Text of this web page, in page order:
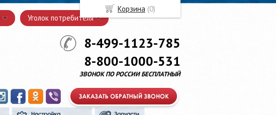
Уголок потребителя
8-499-1123-785
8-800-1000-531
ЗВОНОК ПО РОССИИ БЕСПЛАТНЫЙ
Корзина (0)